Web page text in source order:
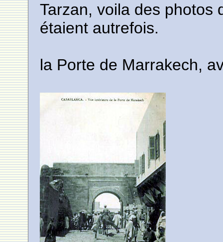
Tarzan, voila des photos
étaient autrefois.
la Porte de Marrakech,